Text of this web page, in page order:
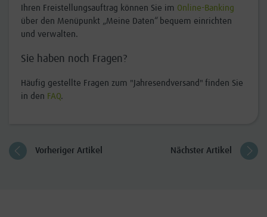
Ihren Freistellungsauftrag können Sie im Online-Banking
über den Menüpunkt „Meine Daten“ bequem einrichten
und verwalten.
Sie haben noch Fragen?
Häufig gestellte Fragen zum "Jahresendversand" finden Sie
in den FAQ.
Vorheriger Artikel Nächster Artikel